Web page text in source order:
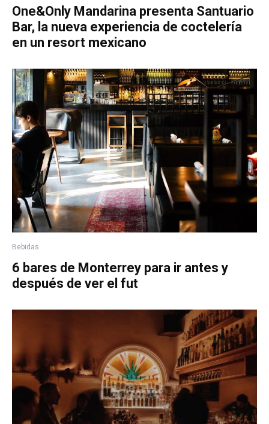
One&Only Mandarina presenta Santuario
Bar, la nueva experiencia de coctelería
en un resort mexicano
Bebidas
6 bares de Monterrey para ir antes y
después de ver el fut